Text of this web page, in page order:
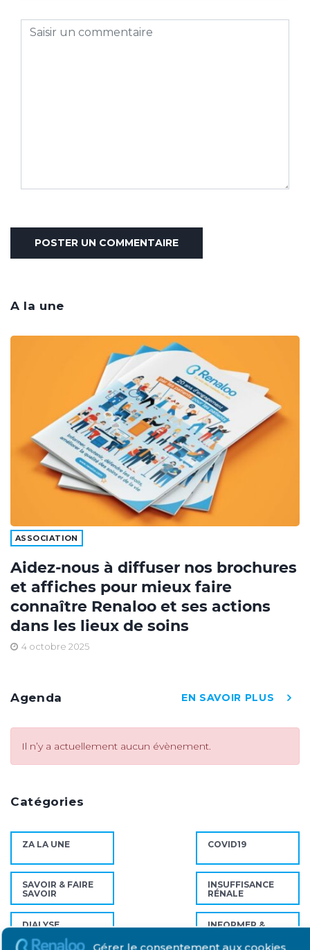
Gérer le consentement aux cookies
A la une
ASSOCIATION
Aidez-nous à diffuser nos brochures
et affiches pour mieux faire
connaître Renaloo et ses actions
dans les lieux de soins
4 octobre 2025
Agenda EN SAVOIR PLUS
Il n’y a actuellement aucun évènement.
Catégories
ZA LA UNE COVID19
SAVOIR & FAIRE
SAVOIR
INSUFFISANCE
RÉNALE
DIALYSE
INFORMER &